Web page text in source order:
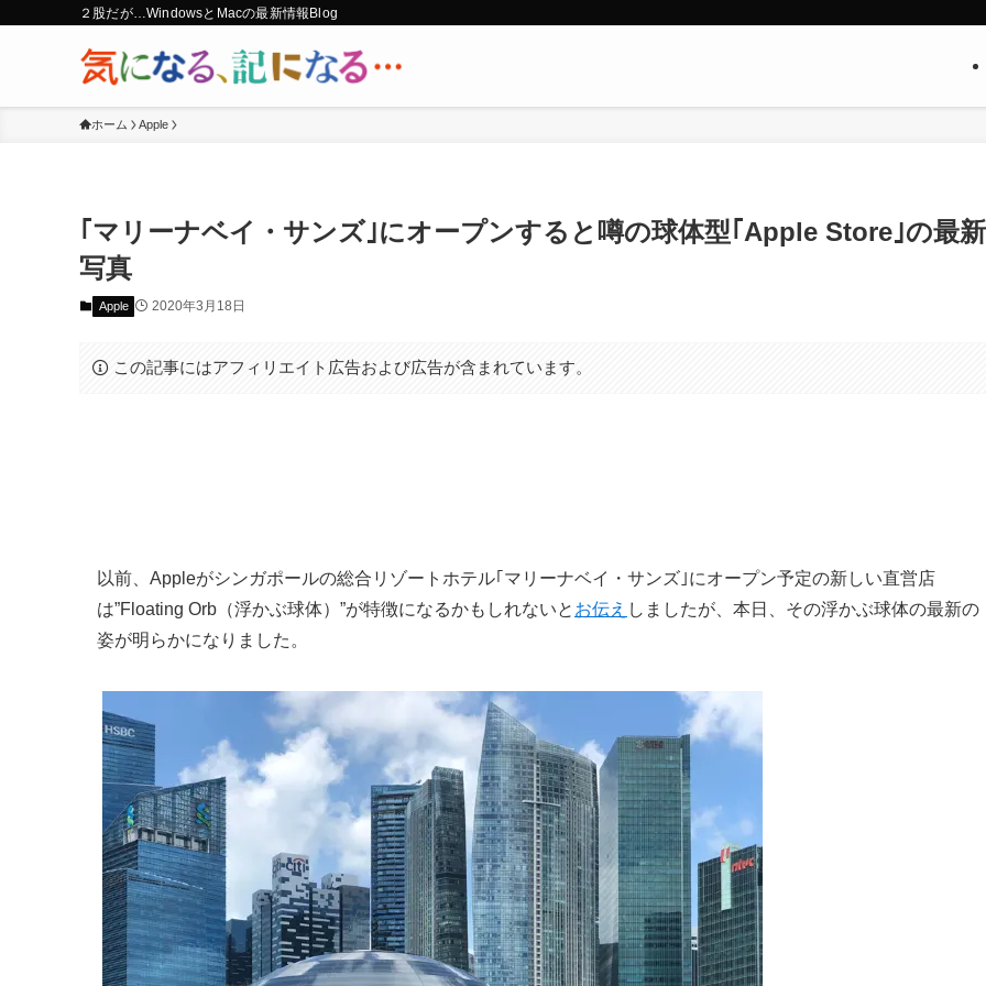
２股だが…WindowsとMacの最新情報Blog
ホーム Apple
｢マリーナベイ・サンズ｣にオープンすると噂の球体型｢Apple Store｣の最新
写真
Apple 2020年3月18日
この記事にはアフィリエイト広告および広告が含まれています。
以前、Appleがシンガポールの総合リゾートホテル｢マリーナベイ・サンズ｣にオープン予定の新しい直営店
は”Floating Orb（浮かぶ球体）”が特徴になるかもしれないと お伝え しましたが、本日、その浮かぶ球体の最新の
姿が明らかになりました。